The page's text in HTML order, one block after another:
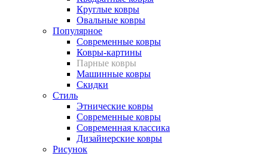
Круглые ковры
Овальные ковры
Популярное
Современные ковры
Ковры-картины
Парные ковры
Машинные ковры
Скидки
Стиль
Этнические ковры
Современные ковры
Современная классика
Дизайнерские ковры
Рисунок